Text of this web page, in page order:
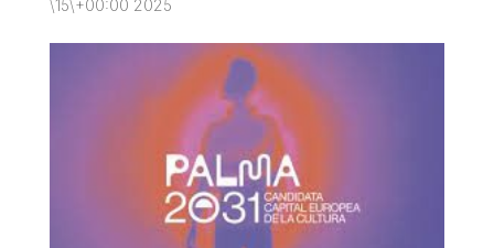
\15\+00:00 2025